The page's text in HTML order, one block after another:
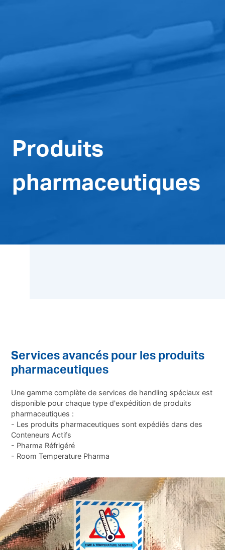
Produits
pharmaceutiques
Services avancés pour les produits
pharmaceutiques
Une gamme complète de services de handling spéciaux est
disponible pour chaque type d'expédition de produits
pharmaceutiques :
- Les produits pharmaceutiques sont expédiés dans des
Conteneurs Actifs
- Pharma Réfrigéré
- Room Temperature Pharma